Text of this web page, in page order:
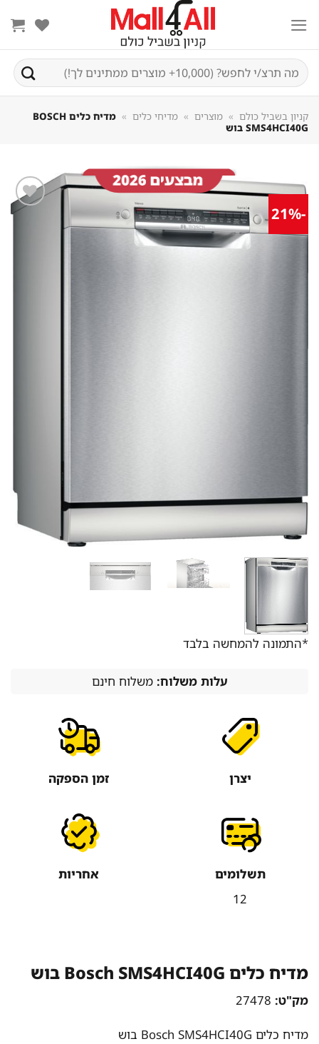
חיפוש
עבור:
קניון בשביל כולם מוצרים מדיחי כלים
מדיח כלים BOSCH
SMS4HCI40G בוש
*התמונה להמחשה בלבד
עלות משלוח:משלוח חינם
יצרן זמן הספקה
תשלומים
12
אחריות
מדיח כלים Bosch SMS4HCI40G בוש
מק"ט:27478
מדיח כלים Bosch SMS4HCI40G בוש